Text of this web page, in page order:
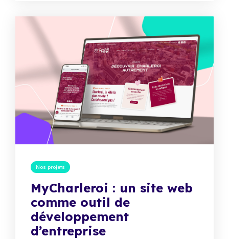
Nos projets
MyCharleroi : un site web
comme outil de
développement
d’entreprise